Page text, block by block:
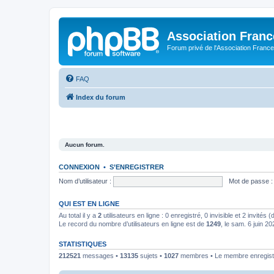
Association
Forum privé de l'Association
FAQ
Index du forum
Aucun forum.
CONNEXION • S’ENREGISTRER
Nom d’utilisateur :
Mot de passe :
QUI EST EN LIGNE
Au total il y a 2 utilisateurs en ligne : 0 enregistré, 0 invisible et 2 invités
Le record du nombre d’utilisateurs en ligne est de 1249 , le sam. 6 juin
STATISTIQUES
212521 messages • 13135 sujets • 1027 membres • Le membre